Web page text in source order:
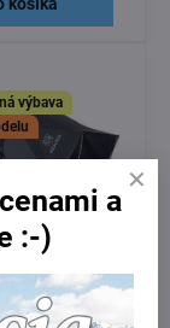
výbava
DLX Mini
a
:-)